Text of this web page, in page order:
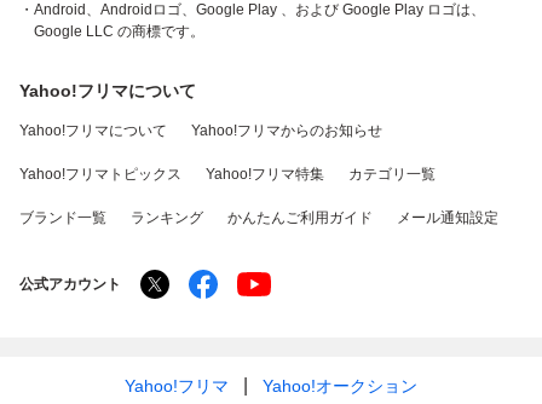
・Android、Androidロゴ、Google Play 、および Google Play ロゴは、
Google LLC の商標です。
Yahoo!フリマについて
Yahoo!フリマについて Yahoo!フリマからのお知らせ
Yahoo!フリマトピックス Yahoo!フリマ特集 カテゴリ一覧
ブランド一覧 ランキング かんたんご利用ガイド メール通知設定
公式アカウント
Yahoo!フリマ Yahoo!オークション